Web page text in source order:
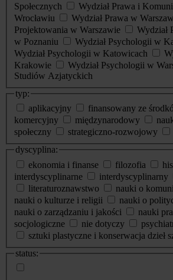
Społecznych
Wydział Prawa i
Wrocławiu
Wydział Prawa w
Projektowania w Warszawie
Wydział
w Poznaniu
Wydział Psychologii w
Wydział Psychologii w Katowicach
Krakowie
Wydział Psychologii w
Studiów Azjatyckich
typ:
aplikacyjny
finansowany ze
komercyjny
międzynarodowy
społeczny
strategiczno-rozwojowy
dyscyplina:
ekonomia i finanse
filozofia
interdyscyplinarne
interdyscyplinarny
literaturoznawstwo
nauki o
nauki o kulturze i religii
nauki o
nauki o zarządzaniu i jakości
nauki
socjologiczne
nie dotyczy
sztuki plastyczne i konserwacja dzieł
status: